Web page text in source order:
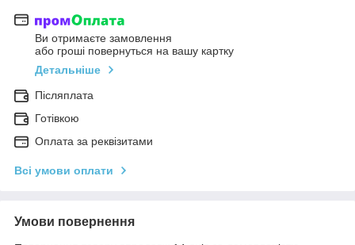
Ви отримаєте замовлення
або гроші повернуться на вашу картку
Детальніше
Післяплата
Готівкою
Оплата за реквізитами
Всі умови оплати
Умови повернення